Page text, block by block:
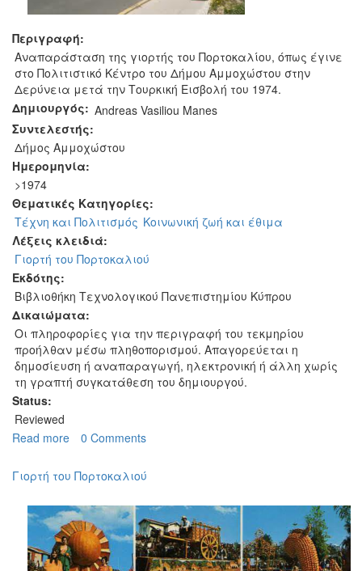
Περιγραφή:
Αναπαράσταση της γιορτής του Πορτοκαλίου, όπως έγινε
στο Πολιτιστικό Κέντρο του Δήμου Αμμοχώστου στην
Δερύνεια μετά την Τουρκική Εισβολή του 1974.
Δημιουργός: Andreas Vasiliou Manes
Συντελεστής:
Δήμος Αμμοχώστου
Ημερομηνία:
>1974
Θεματικές Κατηγορίες:
Τέχνη και Πολιτισμός Κοινωνική ζωή και έθιμα
Λέξεις κλειδιά:
Γιορτή του Πορτοκαλιού
Εκδότης:
Βιβλιοθήκη Τεχνολογικού Πανεπιστημίου Κύπρου
Δικαιώματα:
Οι πληροφορίες για την περιγραφή του τεκμηρίου
προήλθαν μέσω πληθοπορισμού. Απαγορεύεται η
δημοσίευση ή αναπαραγωγή, ηλεκτρονική ή άλλη χωρίς
τη γραπτή συγκατάθεση του δημιουργού.
Status:
Reviewed
Read more about
του
Πορτοκαλίου
μακρυά
απο
την
Αμμόχωστο
0 Comments
Γιορτή του Πορτοκαλιού